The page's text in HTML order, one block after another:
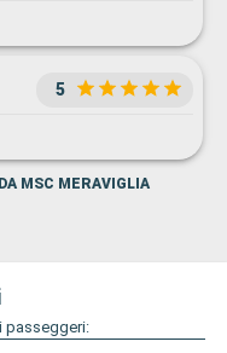
5
MSC MERAVIGLIA
passeggeri: